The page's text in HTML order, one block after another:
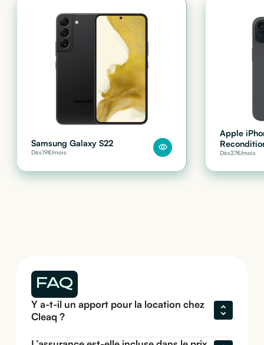
Samsung Galaxy S22
Dès19€/mois
Apple
Dès27€/mois
FAQ
Y a-t-il un apport pour la location chez
Cleaq ?